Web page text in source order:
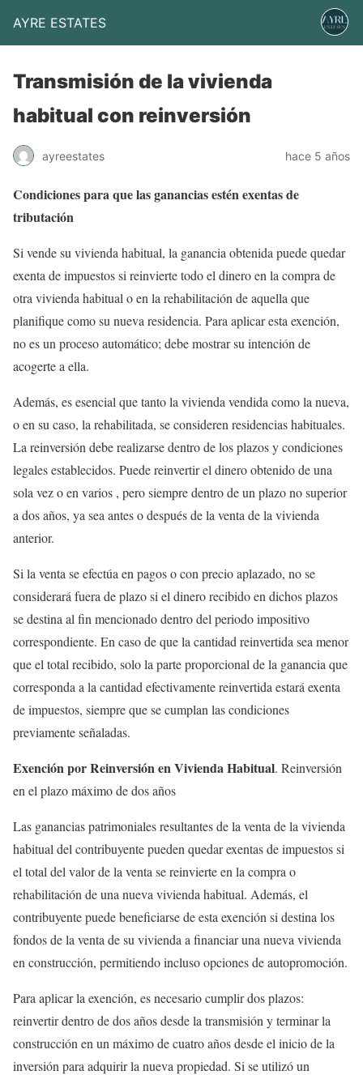
AYRE ESTATES
Transmisión de la vivienda
habitual con reinversión
ayreestates hace 5 años
Condiciones para que las ganancias estén exentas de
tributación
Si vende su vivienda habitual, la ganancia obtenida puede quedar
exenta de impuestos si reinvierte todo el dinero en la compra de
otra vivienda habitual o en la rehabilitación de aquella que
planifique como su nueva residencia. Para aplicar esta exención,
no es un proceso automático; debe mostrar su intención de
acogerte a ella.
Además, es esencial que tanto la vivienda vendida como la nueva,
o en su caso, la rehabilitada, se consideren residencias habituales.
La reinversión debe realizarse dentro de los plazos y condiciones
legales establecidos. Puede reinvertir el dinero obtenido de una
sola vez o en varios , pero siempre dentro de un plazo no superior
a dos años, ya sea antes o después de la venta de la vivienda
anterior.
Si la venta se efectúa en pagos o con precio aplazado, no se
considerará fuera de plazo si el dinero recibido en dichos plazos
se destina al fin mencionado dentro del periodo impositivo
correspondiente. En caso de que la cantidad reinvertida sea menor
que el total recibido, solo la parte proporcional de la ganancia que
corresponda a la cantidad efectivamente reinvertida estará exenta
de impuestos, siempre que se cumplan las condiciones
previamente señaladas.
Exención por Reinversión en Vivienda Habitual. Reinversión
en el plazo máximo de dos años
Las ganancias patrimoniales resultantes de la venta de la vivienda
habitual del contribuyente pueden quedar exentas de impuestos si
el total del valor de la venta se reinvierte en la compra o
rehabilitación de una nueva vivienda habitual. Además, el
contribuyente puede beneficiarse de esta exención si destina los
fondos de la venta de su vivienda a financiar una nueva vivienda
en construcción, permitiendo incluso opciones de autopromoción.
Para aplicar la exención, es necesario cumplir dos plazos:
reinvertir dentro de dos años desde la transmisión y terminar la
construcción en un máximo de cuatro años desde el inicio de la
inversión para adquirir la nueva propiedad. Si se utilizó un